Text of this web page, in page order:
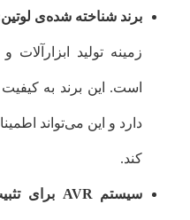
برند شناخته شده‌ی
زمینه تولید
است. این برند به
دارد و این می‌تواند
کند.
سیستم AVR برای تثبیت ولتاژ: